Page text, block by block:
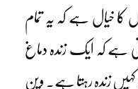
کا خیال ہے کہ یہ تمام
ہے کہ ایک زندہ دماغ
کہیں زندہ رہتا ہے۔ وین